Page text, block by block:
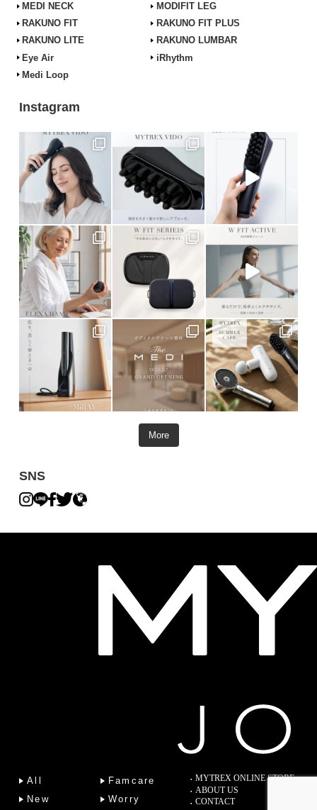
MEDI NECK
MODIFIT LEG
RAKUNO FIT
RAKUNO FIT PLUS
RAKUNO LITE
RAKUNO LUMBAR
Eye Air
iRhythm
Medi Loop
Instagram
More
SNS
All
New
Famcare
Worry
MYTREX ONLINE STORE
ABOUT US
CONTACT